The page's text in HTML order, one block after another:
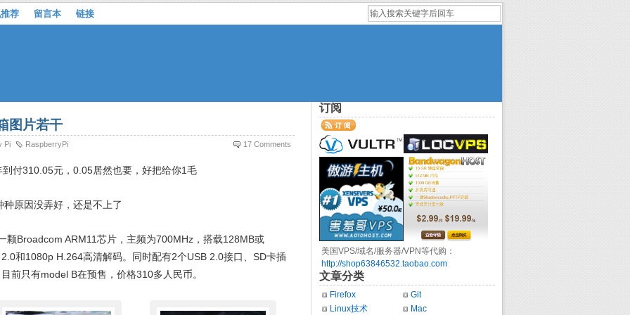
荐 留言本 链接
图片若干
Pi RaspberryPi 17 Comments
付310.05元，0.05居然也要，好把给你1毛
原因没弄好，还是不上了
颗Broadcom ARM11芯片，主频为700MHz，搭载128MB或
和1080p H.264高清解码。同时配有2个USB 2.0接口、SD卡插
前只有model B在预售，价格310多人民币。
订阅
美国VPS/域名/服务器/VPN等代购：
http://shop63846532.taobao.com
文章分类
Firefox
Git
Linux技术
Mac